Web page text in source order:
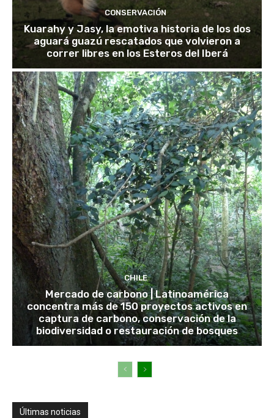
CONSERVACIÓN
Kuarahy y Jasy, la emotiva historia de los dos
aguará guazú rescatados que volvieron a
correr libres en los Esteros del Iberá
CHILE
Mercado de carbono | Latinoamérica
concentra más de 150 proyectos activos en
captura de carbono, conservación de la
biodiversidad o restauración de bosques
Últimas noticias